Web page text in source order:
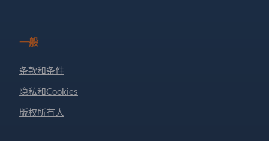
一般
条款和条件
隐私和Cookies
版权所有人